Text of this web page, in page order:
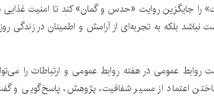
را جایگزین روایت «حدس و گمان» کند تا امنیت
بلکه به تجربه‌ای از آرامش و اطمینان در زندگی
روابط عمومی در هفته روابط عمومی و ارتباطات را
اعتماد از مسیر شفافیت، پژوهش، پاسخ‌گویی و